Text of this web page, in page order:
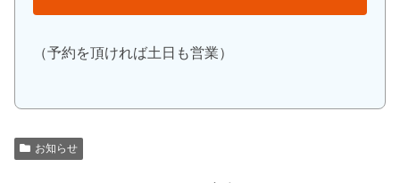
（予約を頂ければ土日も営業）
お知らせ